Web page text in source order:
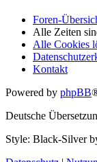
Foren-
Alle Zeiten
Alle Cookies
Kontakt
Powered by phpBB
Deutsche
Style: Black-Silver